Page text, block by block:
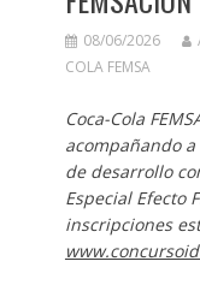
08/06/2026
COLA FEMSA
Coca-Cola
acompañando
de desarrollo
Especial Efecto
inscripciones